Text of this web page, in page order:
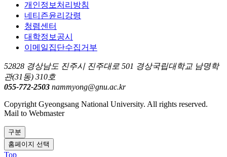
개인정보처리방침
네티즌윤리강령
청렴센터
대학정보공시
이메일집단수집거부
52828 경상남도 진주시 진주대로 501 경상국립대학교 남명학
관(31동) 310호
055-772-2503 nammyong@gnu.ac.kr
Copyright Gyeongsang National University. All rights reserved.
Mail to Webmaster
구분
홈페이지 선택
Top